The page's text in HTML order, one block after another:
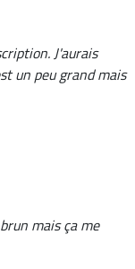
J'aurais
un peu grand mais
mais ça me